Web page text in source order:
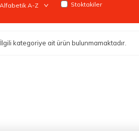
Stoktakiler
İlgili kategoriye ait ürün bulunmamaktadır.